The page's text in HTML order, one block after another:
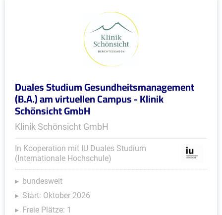
Duales Studium Gesundheitsmanagement
(B.A.) am virtuellen Campus - Klinik
Schönsicht GmbH
Klinik Schönsicht GmbH
In Kooperation mit IU Duales Studium
(Internationale Hochschule)
bundesweit
Start: Oktober 2026
Freie Plätze: 1